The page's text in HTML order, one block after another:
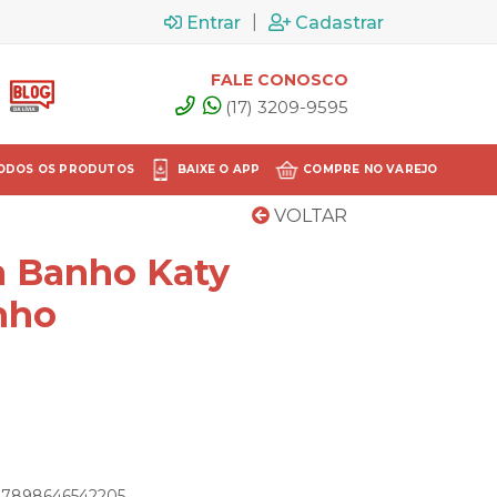
Entrar Cadastrar
FALE CONOSCO
(17) 3209-9595
OS PRODUTOS BAIXE O APP COMPRE NO VAREJO
VOLTAR
Banho Katy